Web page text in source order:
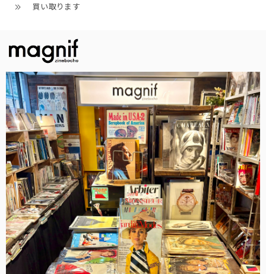
買い取ります